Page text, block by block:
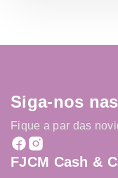
Siga-nos
Fique a par das
FJCM Cash &